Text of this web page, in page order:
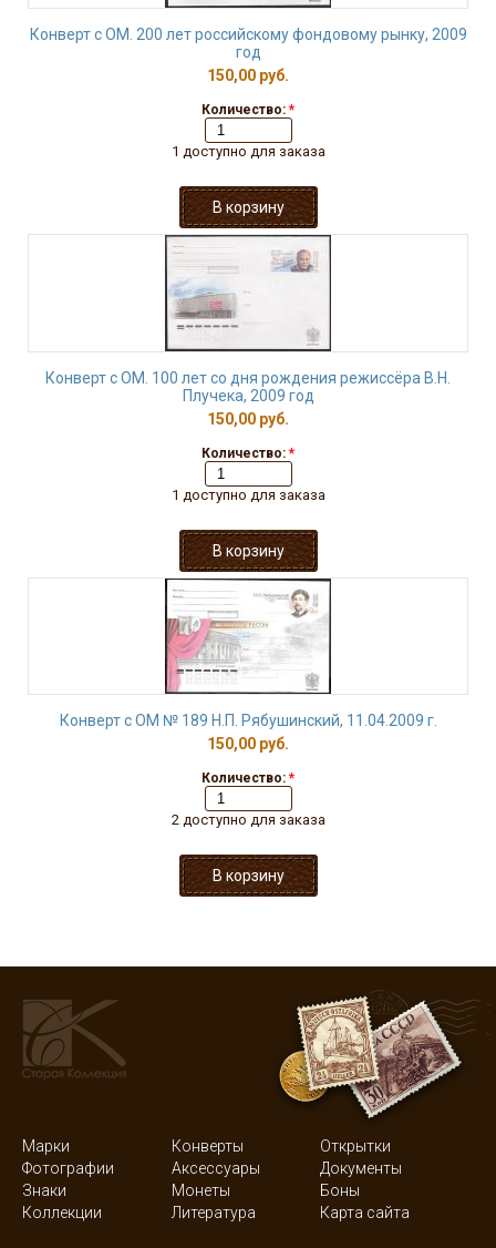
Конверт с ОМ. 200 лет российскому фондовому рынку, 2009
год
150,00 руб.
Количество: *
1 доступно для заказа
Конверт с ОМ. 100 лет со дня рождения режиссёра В.Н.
Плучека, 2009 год
150,00 руб.
Количество: *
1 доступно для заказа
Конверт с ОМ № 189 Н.П. Рябушинский, 11.04.2009 г.
150,00 руб.
Количество: *
2 доступно для заказа
Марки Конверты
Открытки
Фотографии
Аксессуары
Документы
Знаки
Монеты
Боны
Коллекции
Литература Карта сайта